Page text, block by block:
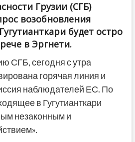
Грузии (СГБ)
возобновления
будет остро
в Эргнети.
СГБ, сегодня с утра
горячая линия и
наблюдателей ЕС. По
в Гугутианткари
незаконным и